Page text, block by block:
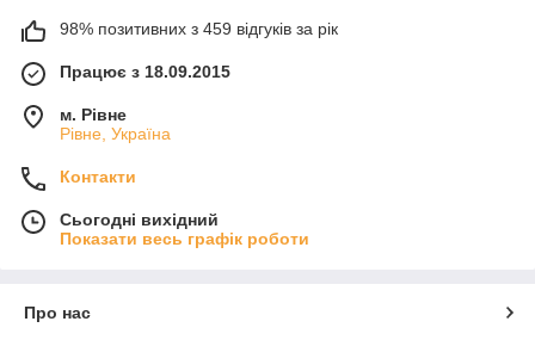
98% позитивних з 459 відгуків за рік
Працює з 18.09.2015
м. Рівне
Рівне, Україна
Контакти
Сьогодні вихідний
Показати весь графік роботи
Про нас